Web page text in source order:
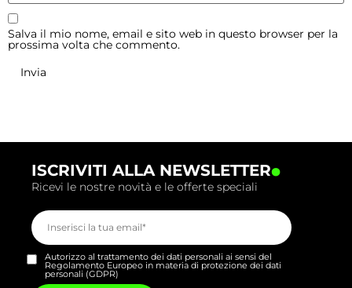
Salva il mio nome, email e sito web in questo browser per la
prossima volta che commento.
ISCRIVITI ALLA NEWSLETTER.
Ricevi le nostre novità e le offerte speciali
Autorizzo al trattamento dei dati personali ai sensi del
Regolamento Europeo in materia di protezione dei dati
personali (GDPR)